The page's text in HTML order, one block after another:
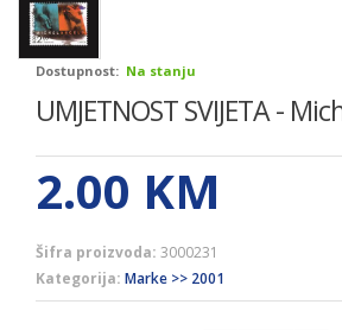
Dostupnost: Na stanju
UMJETNOST SVIJETA -
2.00 KM
Šifra proizvoda: 3000231
Kategorija: Marke >> 2001